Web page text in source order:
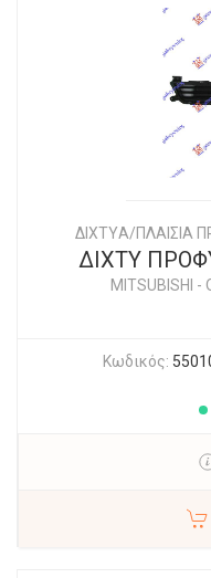
ΔΙΧΤYΑ/ΠΛΑΙΣΙΑ
ΔΙΧΤΥ
MITSUBISHI -
Κωδικός: